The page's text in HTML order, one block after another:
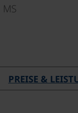
PREISE &